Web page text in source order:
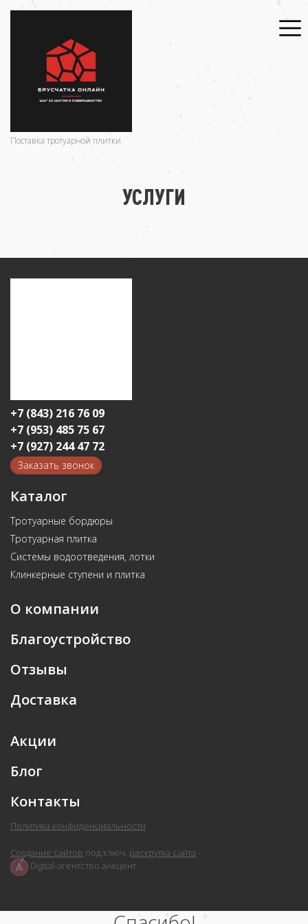
Поставка тротуарной плитки
УСЛУГИ
+7 (843) 216 76 09
+7 (953) 485 75 67
+7 (927) 244 47 72
Заказать звонок
Каталог
Тротуарные бордюры
Тротуарная плитка
Системы водоотведения, лотки
Клинкерные ступени и плитка
О компании
Благоустройство
Отзывы
Доставка
Акции
Блог
Контакты
Политика конфиденциальности
Создание сайтов под ключ, раскрутка сайта -
Digital-агентство аАкцент